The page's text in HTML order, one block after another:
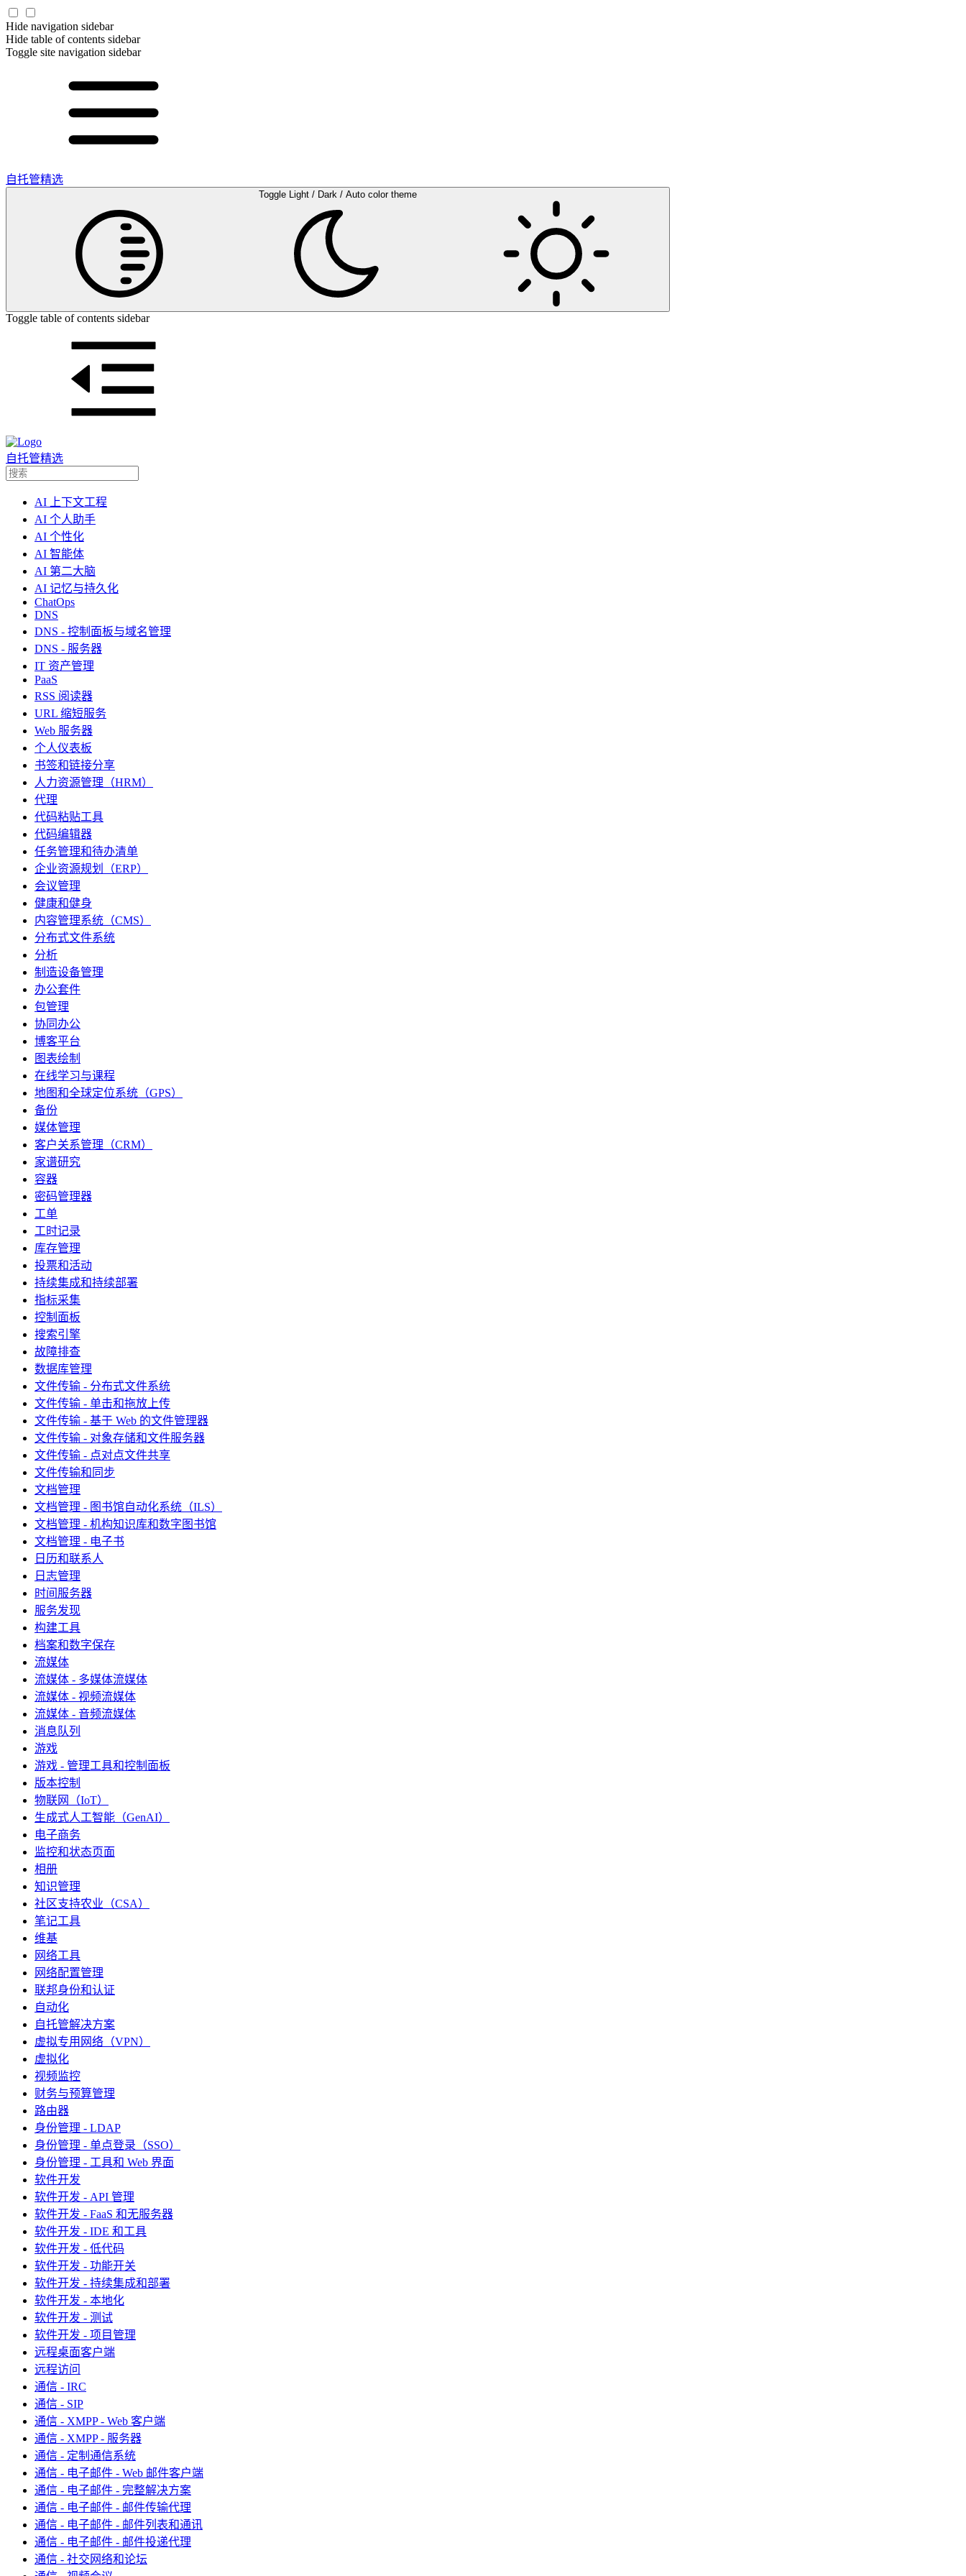
Hide navigation sidebar
Hide table of contents sidebar
Toggle site navigation sidebar
自托管精选
Toggle Light / Dark / Auto color theme
Toggle table of contents sidebar
自托管精选
AI 上下文工程
AI 个人助手
AI 个性化
AI 智能体
AI 第二大脑
AI 记忆与持久化
ChatOps
DNS
DNS - 控制面板与域名管理
DNS - 服务器
IT 资产管理
PaaS
RSS 阅读器
URL 缩短服务
Web 服务器
个人仪表板
书签和链接分享
人力资源管理（HRM）
代理
代码粘贴工具
代码编辑器
任务管理和待办清单
企业资源规划（ERP）
会议管理
健康和健身
内容管理系统（CMS）
分布式文件系统
分析
制造设备管理
办公套件
包管理
协同办公
博客平台
图表绘制
在线学习与课程
地图和全球定位系统（GPS）
备份
媒体管理
客户关系管理（CRM）
家谱研究
容器
密码管理器
工单
工时记录
库存管理
投票和活动
持续集成和持续部署
指标采集
控制面板
搜索引擎
故障排查
数据库管理
文件传输 - 分布式文件系统
文件传输 - 单击和拖放上传
文件传输 - 基于 Web 的文件管理器
文件传输 - 对象存储和文件服务器
文件传输 - 点对点文件共享
文件传输和同步
文档管理
文档管理 - 图书馆自动化系统（ILS）
文档管理 - 机构知识库和数字图书馆
文档管理 - 电子书
日历和联系人
日志管理
时间服务器
服务发现
构建工具
档案和数字保存
流媒体
流媒体 - 多媒体流媒体
流媒体 - 视频流媒体
流媒体 - 音频流媒体
消息队列
游戏
游戏 - 管理工具和控制面板
版本控制
物联网（IoT）
生成式人工智能（GenAI）
电子商务
监控和状态页面
相册
知识管理
社区支持农业（CSA）
笔记工具
维基
网络工具
网络配置管理
联邦身份和认证
自动化
自托管解决方案
虚拟专用网络（VPN）
虚拟化
视频监控
财务与预算管理
路由器
身份管理 - LDAP
身份管理 - 单点登录（SSO）
身份管理 - 工具和 Web 界面
软件开发
软件开发 - API 管理
软件开发 - FaaS 和无服务器
软件开发 - IDE 和工具
软件开发 - 低代码
软件开发 - 功能开关
软件开发 - 持续集成和部署
软件开发 - 本地化
软件开发 - 测试
软件开发 - 项目管理
远程桌面客户端
远程访问
通信 - IRC
通信 - SIP
通信 - XMPP - Web 客户端
通信 - XMPP - 服务器
通信 - 定制通信系统
通信 - 电子邮件 - Web 邮件客户端
通信 - 电子邮件 - 完整解决方案
通信 - 电子邮件 - 邮件传输代理
通信 - 电子邮件 - 邮件列表和通讯
通信 - 电子邮件 - 邮件投递代理
通信 - 社交网络和论坛